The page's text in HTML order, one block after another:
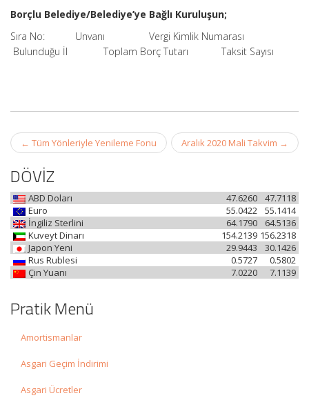
Borçlu Belediye/Belediye’ye Bağlı Kuruluşun;
Sıra No: Unvanı Vergi Kimlik Numarası
Bulunduğu İl Toplam Borç Tutarı Taksit Sayısı
Post
navigation
← Tüm Yönleriyle Yenileme Fonu Aralık 2020 Mali Takvim →
DÖVİZ
ABD Doları 47.7118
47.6260
Euro
55.1414
55.0422
İngiliz Sterlini
64.5136
64.1790
Kuveyt Dinarı
156.2318
154.2139
Japon Yeni
30.1426
29.9443
Rus Rublesi
0.5802
0.5727
Çin Yuanı
7.1139
7.0220
Pratik Menü
Amortismanlar
Asgari Geçim İndirimi
Asgari Ücretler